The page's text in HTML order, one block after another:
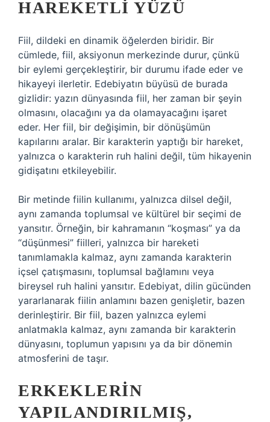
HAREKETLI YÜZÜ
Fiil, dildeki en dinamik öğelerden biridir. Bir
cümlede, fiil, aksiyonun merkezinde durur, çünkü
bir eylemi gerçekleştirir, bir durumu ifade eder ve
hikayeyi ilerletir. Edebiyatın büyüsü de burada
gizlidir: yazın dünyasında fiil, her zaman bir şeyin
olmasını, olacağını ya da olamayacağını işaret
eder. Her fiil, bir değişimin, bir dönüşümün
kapılarını aralar. Bir karakterin yaptığı bir hareket,
yalnızca o karakterin ruh halini değil, tüm hikayenin
gidişatını etkileyebilir.
Bir metinde fiilin kullanımı, yalnızca dilsel değil,
aynı zamanda toplumsal ve kültürel bir seçimi de
yansıtır. Örneğin, bir kahramanın “koşması” ya da
“düşünmesi” fiilleri, yalnızca bir hareketi
tanımlamakla kalmaz, aynı zamanda karakterin
içsel çatışmasını, toplumsal bağlamını veya
bireysel ruh halini yansıtır. Edebiyat, dilin gücünden
yararlanarak fiilin anlamını bazen genişletir, bazen
derinleştirir. Bir fiil, bazen yalnızca eylemi
anlatmakla kalmaz, aynı zamanda bir karakterin
dünyasını, toplumun yapısını ya da bir dönemin
atmosferini de taşır.
ERKEKLERIN
YAPILANDIRILMIŞ,